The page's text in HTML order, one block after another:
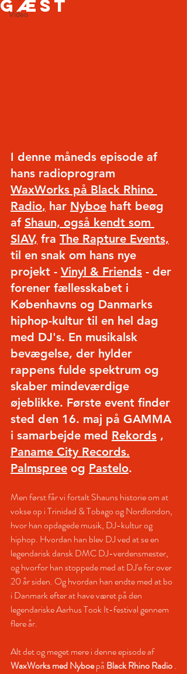
Video
gæst
I denne måneds episode af
hans radioprogram
WaxWorks på Black Rhino
Radio, har Nyboe haft beøg
af Shaun, også kendt som
SIAV, fra The Rapture Events,
til en snak om hans nye
projekt - Vinyl & Friends - der
forener fællesskabet i
Københavns og Danmarks
hiphop-kultur til en hel dag
med DJ's. En musikalsk
bevægelse, der hylder
rappens fulde spektrum og
skaber mindeværdige
øjeblikke. Første event finder
sted den 16. maj på GAMMA
i samarbejde med Rekords ,
Paname City Records.
Palmspree og Pastelo.
Men først får vi fortalt Shauns historie om at
vokse op i Trinidad & Tobago og Nordlondon,
hvor han opdagede musik, DJ-kultur og
hiphop. Hvordan han blev DJ ved at se en
legendarisk dansk DMC DJ-verdensmester,
og hvorfor han stoppede med at DJ'e for over
20 år siden. Og hvordan han endte med at bo
i Danmark efter at have været på den
legendariske Aarhus Took It-festival gennem
flere år.
Alt det og meget mere i denne episode af
WaxWorks med Nyboe på Black Rhino Radio.